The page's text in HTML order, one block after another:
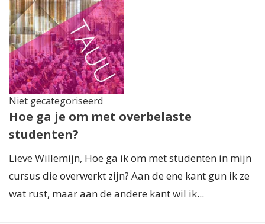
Niet gecategoriseerd
Hoe ga je om met overbelaste
studenten?
Lieve Willemijn, Hoe ga ik om met studenten in mijn
cursus die overwerkt zijn? Aan de ene kant gun ik ze
wat rust, maar aan de andere kant wil ik...